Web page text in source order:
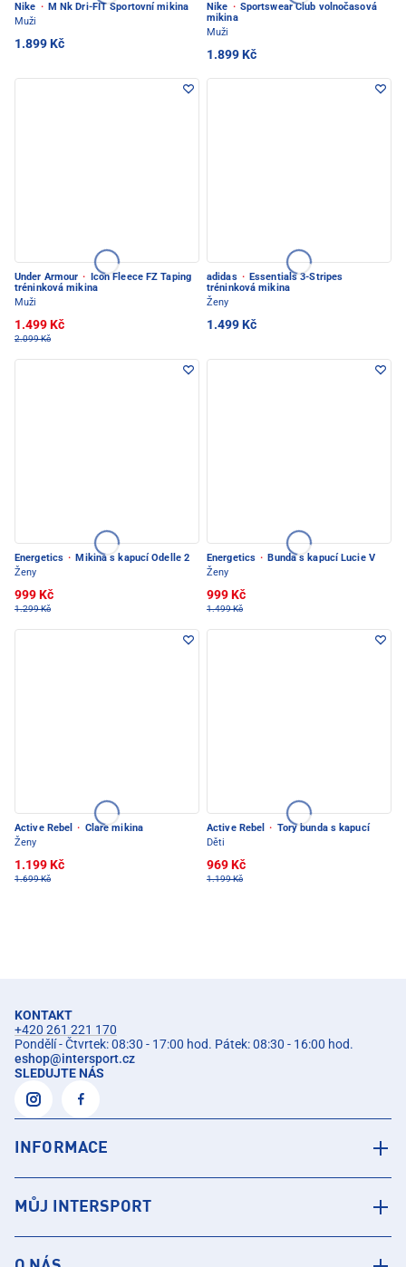
Nike · M Nk Dri-FIT Sportovní mikina
Muži
1.899 Kč
Nike · Sportswear Club volnočasová
mikina
Muži
1.899 Kč
Under Armour ·
Icon Fleece FZ Taping
tréninková mikina
Muži
1.499 Kč
2.099 Kč
adidas · Essentials 3-Stripes
tréninková mikina
Ženy
1.499 Kč
Energetics · Mikina s kapucí Odelle 2
Ženy
999 Kč
1.299 Kč
Energetics · Bunda s kapucí Lucie V
Ženy
999 Kč
1.499 Kč
Active Rebel · Clare mikina
Ženy
1.199 Kč
1.699 Kč
Active Rebel · Tory bunda s kapucí
Děti
969 Kč
1.199 Kč
KONTAKT
+420 261 221 170
Pondělí - Čtvrtek: 08:30 - 17:00 hod. Pátek: 08:30 - 16:00 hod.
eshop@intersport.cz
SLEDUJTE NÁS
INFORMACE
MŮJ INTERSPORT